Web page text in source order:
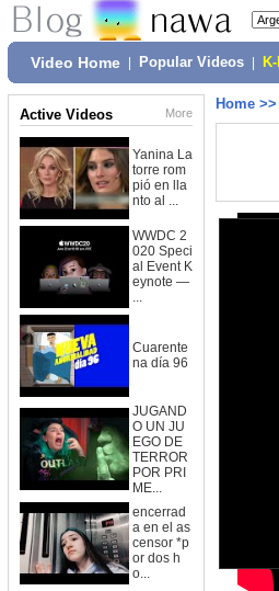
Video Home Popular Videos
Active Videos More
Yanina La
torre rom
pió en lla
nto al ...
WWDC 2
020 Speci
al Event K
eynote —
...
Cuarente
na día 96
JUGAND
O UN JU
EGO DE
TERROR
POR PRI
ME...
encerrad
a en el as
censor *p
or dos h
o...
Home >>